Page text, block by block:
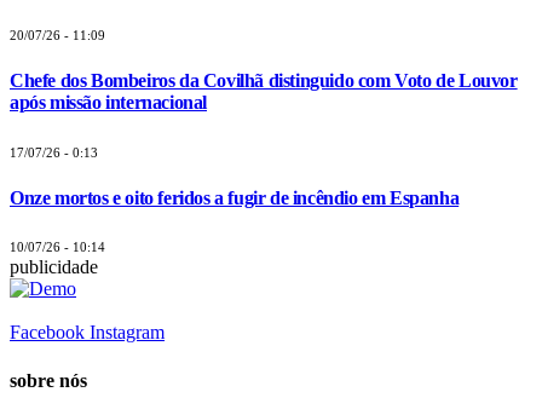
20/07/26 - 11:09
Chefe dos Bombeiros da Covilhã distinguido com Voto de Louvor
após missão internacional
17/07/26 - 0:13
Onze mortos e oito feridos a fugir de incêndio em Espanha
10/07/26 - 10:14
publicidade
Facebook Instagram
sobre nós